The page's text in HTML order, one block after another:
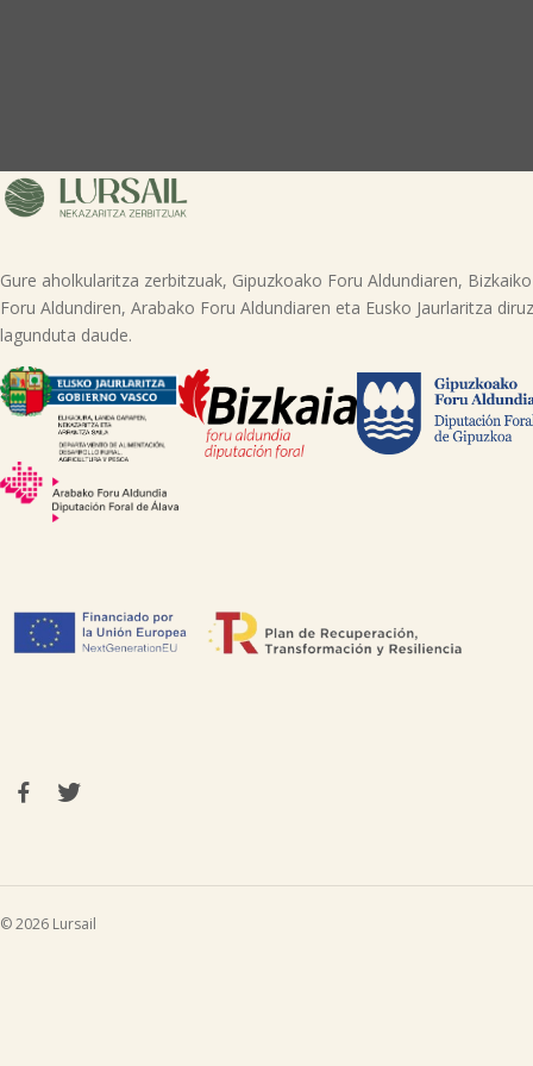
Gure aholkularitza zerbitzuak, Gipuzkoako Foru Aldundiaren, Bizkaiko
Foru Aldundiren, Arabako Foru Aldundiaren eta Eusko Jaurlaritza
lagunduta daude.
© 2026 Lursail